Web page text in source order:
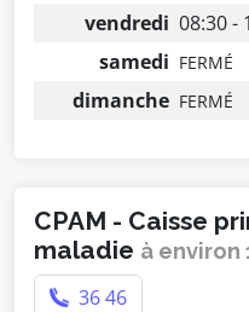
vendredi 08:30 -
samedi FERMÉ
dimanche FERMÉ
CPAM - Caisse
maladie à environ
36 46